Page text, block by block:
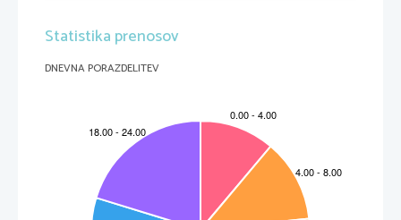
Statistika prenosov
DNEVNA PORAZDELITEV